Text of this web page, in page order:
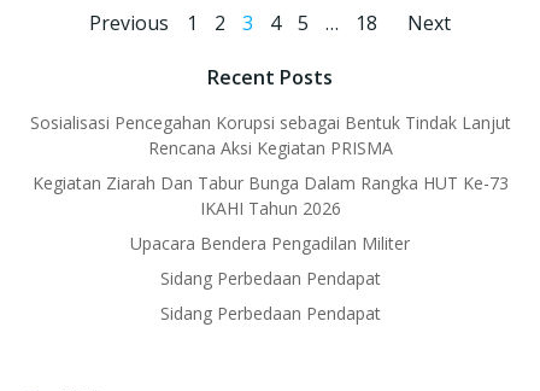
Posts
navigation
Previous
Posts
navigation
Page
1 Page
2 Page
3 Page
4 Page
5 … Page
18
Posts
Next
Recent Posts
Sosialisasi Pencegahan Korupsi sebagai Bentuk Tindak Lanjut
Rencana Aksi Kegiatan PRISMA
Kegiatan Ziarah Dan Tabur Bunga Dalam Rangka HUT Ke-73
IKAHI Tahun 2026
Upacara Bendera Pengadilan Militer
Sidang Perbedaan Pendapat
Sidang Perbedaan Pendapat